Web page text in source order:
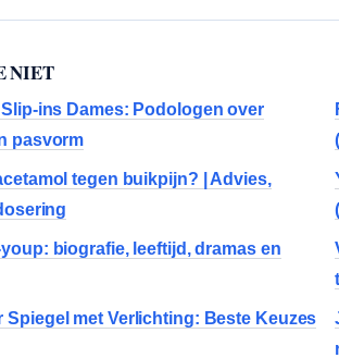
NIET
ins Dames: Podologen over
pasvorm
tegen buikpijn? | Advies,
youp: biografie, leeftijd, dramas en
Spiegel met Verlichting: Beste Keuzes